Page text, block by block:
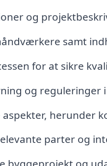
og
samt
for at sikre
og reguleringer
herunder
parter og